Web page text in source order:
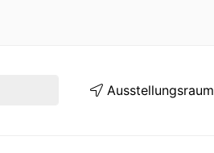
Ausstellungsraum